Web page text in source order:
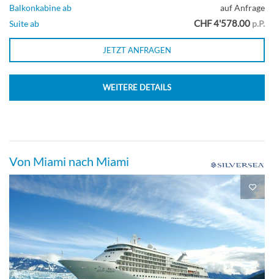
Balkonkabine ab
auf Anfrage
Suite ab
CHF 4'578.00 p.P.
JETZT ANFRAGEN
WEITERE DETAILS
Von Miami nach Miami